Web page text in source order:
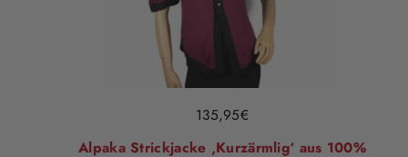
135,95€
Alpaka Strickjacke ‚Kurzärmlig‘ aus 100%